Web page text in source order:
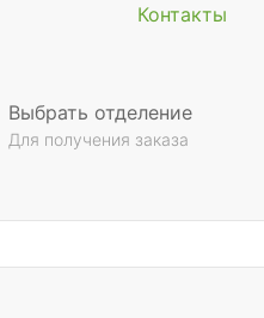
Контакты
Выбрать отделение
Для получения заказа